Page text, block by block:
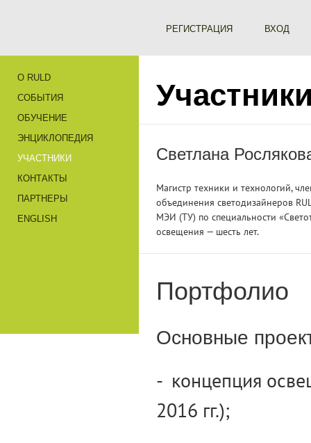
РЕГИСТРАЦИЯ ВХОД
О RULD
СОБЫТИЯ
ОБУЧЕНИЕ
ЭНЦИКЛОПЕДИЯ
УЧАСТНИКИ
КОНТАКТЫ
ПАРТНЕРЫ
ENGLISH
Светлана
Магистр техники и технологий,
объединения светодизайнеров
МЭИ (ТУ) по специальности
освещения — шесть лет.
Портфолио
Основные
- концепция
2016 гг.);